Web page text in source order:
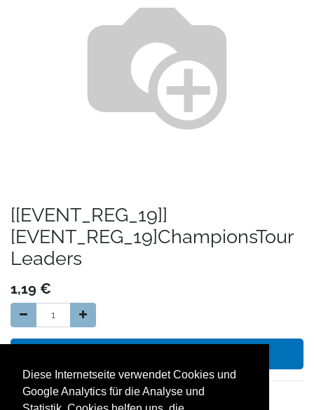
Diese Internetseite verwendet Cookies und
Google Analytics für die Analyse und
[[EVENT_REG_19]]
[EVENT_REG_19]ChampionsTour
Leaders
1,19 €
14 Tage Geld zurück Garantie